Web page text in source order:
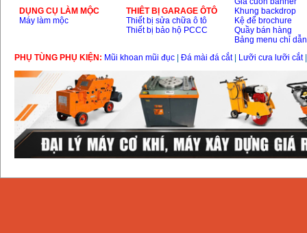
Jasic ZX7 200E
Price:2800000VND
May han tig que Jasic
tig 200A (W223)
Price
6800000
DỤNG CỤ LÀM MỘC
Máy làm mộc
THIÊT BỊ GARAGE ÔTÔ
Thiết bị sửa chữa ô tô
Thiết bị bảo hộ PCCC
Khung backdrop
Kệ để brochure
Quầy bán hàng
Bảng menu chỉ dẫn
PHỤ TÙNG PHỤ KIỆN: Mũi khoan mũi đục Đá mài đá cắt| Lưỡi cưa lưỡi cắt